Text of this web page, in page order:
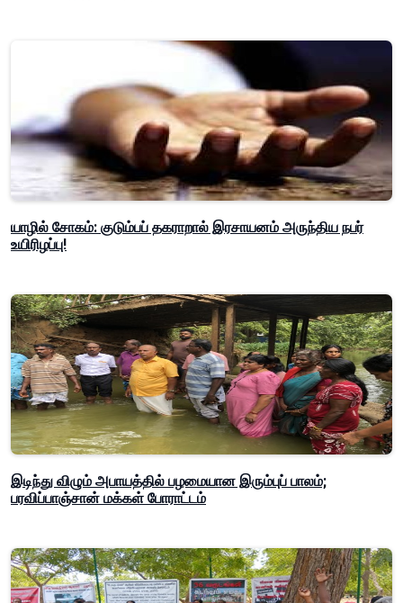
யாழில் சோகம்: குடும்பப் தகராறால் இரசாயனம் அருந்திய நபர்
உயிரிழப்பு!
இடிந்து விழும் அபாயத்தில் பழமையான இரும்புப் பாலம்;
பரவிப்பாஞ்சான் மக்கள் போராட்டம்